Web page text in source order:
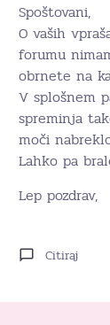
Spoštovani,
O vaših
forumu
obrnete na
V splošnem
spreminja
moči
Lahko pa
Lep pozdrav,
Citiraj